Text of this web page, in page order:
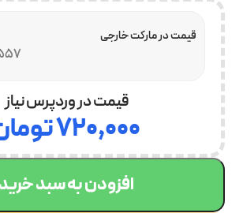
قیمت در مارکت خارجی
قیمت در وردپرس نیاز
۷۲۰,۰۰۰
افزودن به سبد خرید